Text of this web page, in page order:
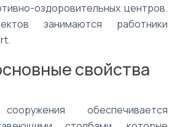
оздоровительных центров.
занимаются работники
свойства
обеспечивается